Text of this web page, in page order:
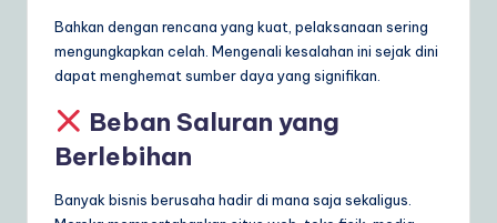
Bahkan dengan rencana yang kuat, pelaksanaan sering
mengungkapkan celah. Mengenali kesalahan ini sejak dini
dapat menghemat sumber daya yang signifikan.
Beban Saluran yang
Berlebihan
Banyak bisnis berusaha hadir di mana saja sekaligus.